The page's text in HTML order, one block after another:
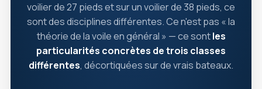
voilier de 27 pieds et sur un voilier de 38 pieds, ce
sont des disciplines différentes. Ce n'est pas « la
théorie de la voile en général » — ce sontles
particularités concrètes de trois classes
différentes, décortiquées sur de vrais bateaux.